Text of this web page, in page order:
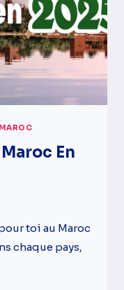
En
toi au Maroc
chaque pays,